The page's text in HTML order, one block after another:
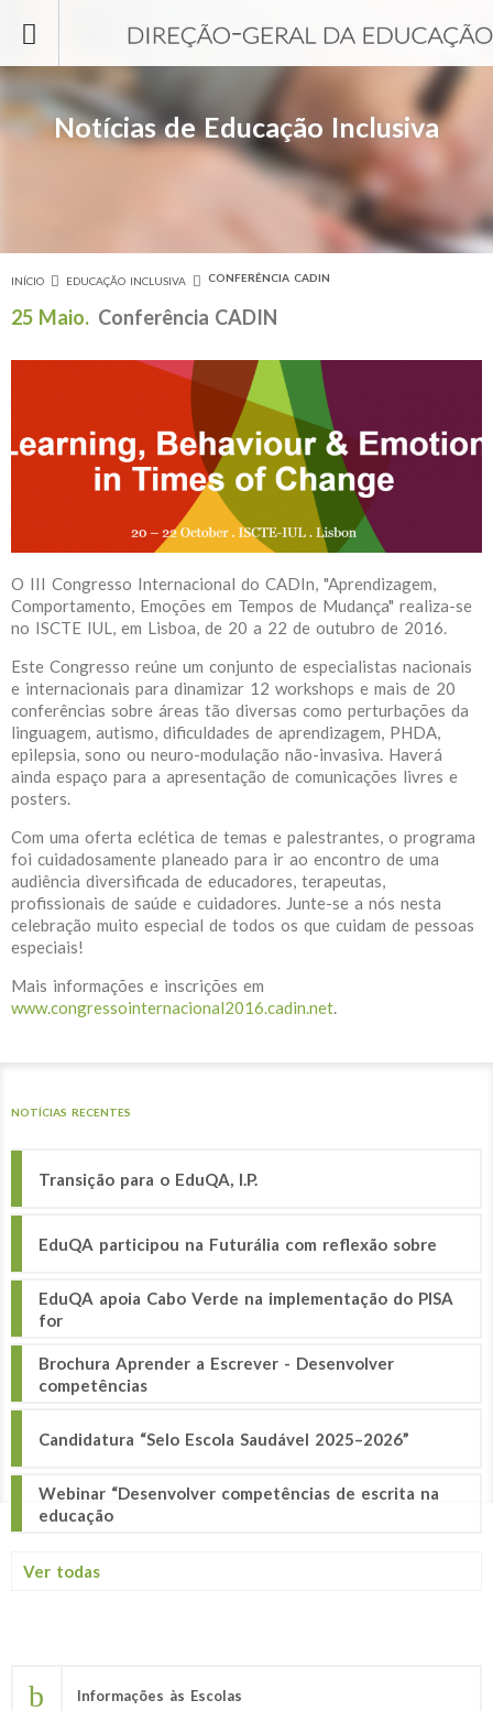
Notícias de Educação Inclusiva
Está aqui
INÍCIO EDUCAÇÃO INCLUSIVA CONFERÊNCIA CADIN
25 Maio. Conferência CADIN
O III Congresso Internacional do CADIn, "Aprendizagem,
Comportamento, Emoções em Tempos de Mudança" realiza-se
no ISCTE IUL, em Lisboa, de 20 a 22 de outubro de 2016.
Este Congresso reúne um conjunto de especialistas nacionais
e internacionais para dinamizar 12 workshops e mais de 20
conferências sobre áreas tão diversas como perturbações da
linguagem, autismo, dificuldades de aprendizagem, PHDA,
epilepsia, sono ou neuro-modulação não-invasiva. Haverá
ainda espaço para a apresentação de comunicações livres e
posters.
Com uma oferta eclética de temas e palestrantes, o programa
foi cuidadosamente planeado para ir ao encontro de uma
audiência diversificada de educadores, terapeutas,
profissionais de saúde e cuidadores. Junte-se a nós nesta
celebração muito especial de todos os que cuidam de pessoas
especiais!
Mais informações e inscrições em
www.congressointernacional2016.cadin.net.
NOTÍCIAS RECENTES
Transição para o EduQA, I.P.
EduQA participou na Futurália com reflexão sobre
EduQA apoia Cabo Verde na implementação do PISA
for
Brochura Aprender a Escrever - Desenvolver
competências
Candidatura “Selo Escola Saudável 2025–2026”
Webinar “Desenvolver competências de escrita na
educação
Ver todas
Informações às Escolas